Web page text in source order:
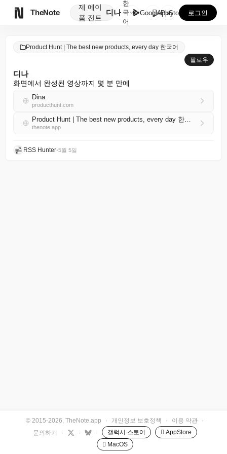
TheNote
제
품
에이
전트
디나
한
국
어
GooglePlay
AppStore 로그인
Product Hunt | The best new products, every day 한국어
팔로우
디나
화면에서 완성된 영상까지 몇 분 만에
Dina
producthunt.com
Product Hunt | The best new products, every day 한국어 RSS
thenote.app
RSS Hunter•5월 5일
© 2015-2026, TheNote.app · 개인정보 보호정책 · 이용 약관
·
문의하기
· · · 갤럭시 스토어
 AppStore
 MacOS